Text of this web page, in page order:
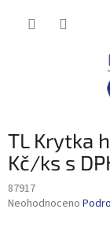
TL Krytka
Kč/ks s
87917
Průměrné
Neohodnoceno